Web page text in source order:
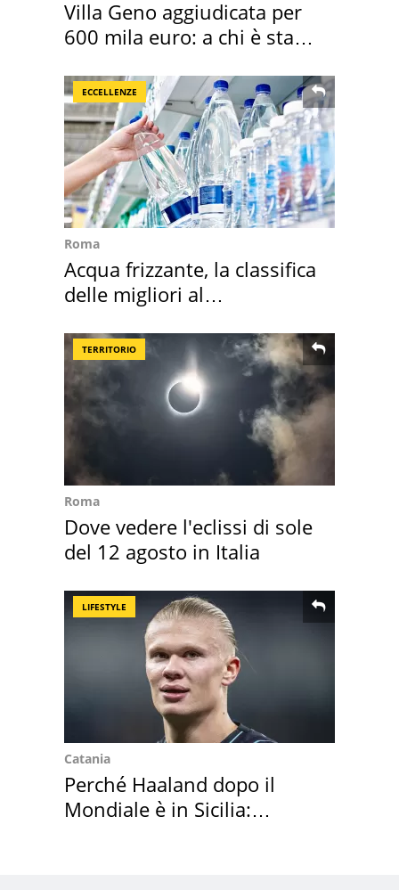
Villa Geno aggiudicata per
600 mila euro: a chi è stata
ECCELLENZE
Roma
Acqua frizzante, la classifica
delle migliori al
TERRITORIO
Roma
Dove vedere l'eclissi di sole
del 12 agosto in Italia
LIFESTYLE
Catania
Perché Haaland dopo il
Mondiale è in Sicilia: